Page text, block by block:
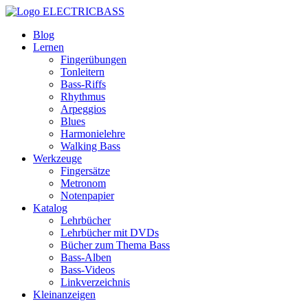
ELECTRICBASS
Blog
Lernen
Fingerübungen
Tonleitern
Bass-Riffs
Rhythmus
Arpeggios
Blues
Harmonielehre
Walking Bass
Werkzeuge
Fingersätze
Metronom
Notenpapier
Katalog
Lehrbücher
Lehrbücher mit DVDs
Bücher zum Thema Bass
Bass-Alben
Bass-Videos
Linkverzeichnis
Kleinanzeigen